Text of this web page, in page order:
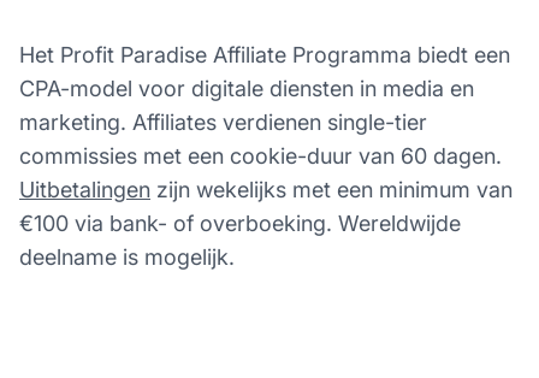
Het Profit Paradise Affiliate Programma biedt een
CPA-model voor digitale diensten in media en
marketing. Affiliates verdienen single-tier
commissies met een cookie-duur van 60 dagen.
Uitbetalingen zijn wekelijks met een minimum van
€100 via bank- of overboeking. Wereldwijde
deelname is mogelijk.